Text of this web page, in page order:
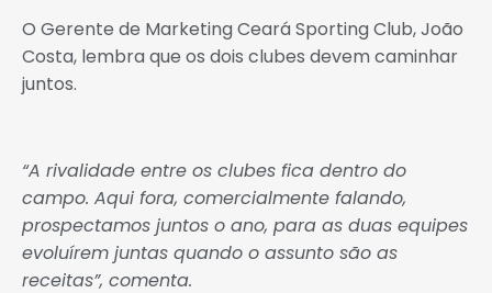
O Gerente de Marketing Ceará Sporting Club, João
Costa, lembra que os dois clubes devem caminhar
juntos.
“A rivalidade entre os clubes fica dentro do
campo. Aqui fora, comercialmente falando,
prospectamos juntos o ano, para as duas equipes
evoluírem juntas quando o assunto são as
receitas”, comenta.